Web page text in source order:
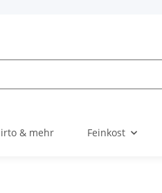
& mehr Feinkost